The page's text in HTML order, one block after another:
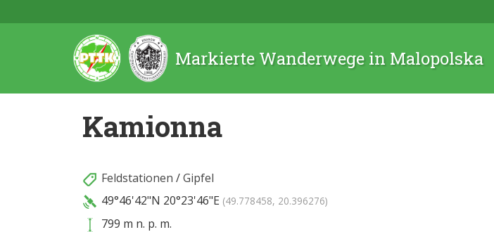
Markierte Wanderwege in Malopolska
Kamionna
Feldstationen /Gipfel
49°46'42"N 20°23'46"E (49.778458, 20.396276)
799 m n. p. m.